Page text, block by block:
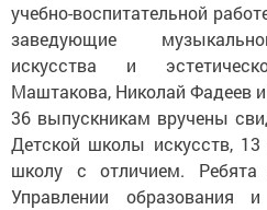
учебно-воспитательной
заведующие
искусства и
Маштакова, Николай Фадеев
36 выпускникам вручены
Детской школы искусств, 13
школу с отличием. Ребята
Управлении образования